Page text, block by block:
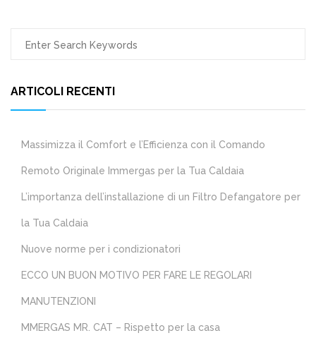
ARTICOLI RECENTI
Massimizza il Comfort e l’Efficienza con il Comando
Remoto Originale Immergas per la Tua Caldaia
L’importanza dell’installazione di un Filtro Defangatore per
la Tua Caldaia
Nuove norme per i condizionatori
ECCO UN BUON MOTIVO PER FARE LE REGOLARI
MANUTENZIONI
MMERGAS MR. CAT – Rispetto per la casa